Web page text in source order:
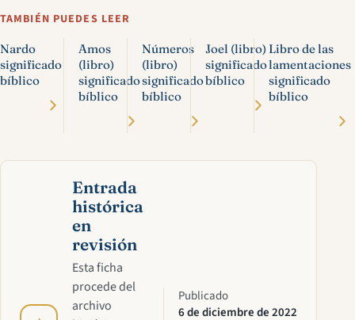
TAMBIÉN PUEDES LEER
Nardo
significado
bíblico
Amos
(libro)
significado
bíblico
Números
(libro)
significado
bíblico
Joel (libro)
significado
bíblico
Libro de las
lamentaciones
significado
bíblico
Entrada
histórica
en
revisión
Esta ficha
procede del
archivo
Publicado
6 de diciembre de 2022